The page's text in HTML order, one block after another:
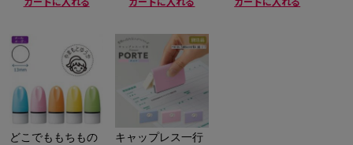
どこでももちもの
キャップレス一行